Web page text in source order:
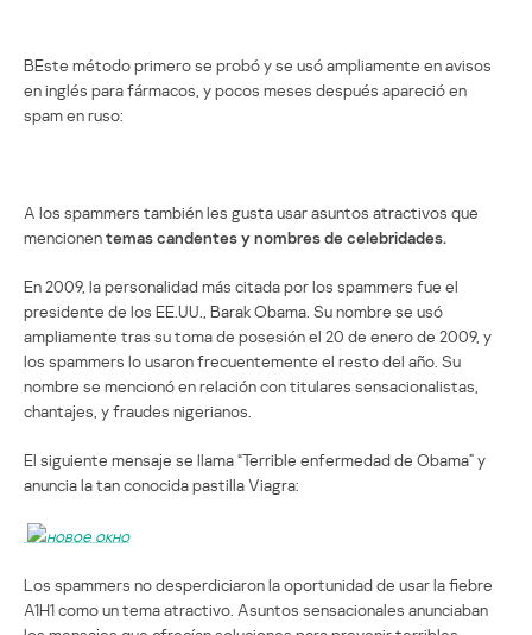
ВEste método primero se probó y se usó ampliamente en avisos
en inglés para fármacos, y pocos meses después apareció en
spam en ruso:
A los spammers también les gusta usar asuntos atractivos que
mencionentemas candentes y nombres de celebridades.
En 2009, la personalidad más citada por los spammers fue el
presidente de los EE.UU., Barak Obama. Su nombre se usó
ampliamente tras su toma de posesión el 20 de enero de 2009, y
los spammers lo usaron frecuentemente el resto del año. Su
nombre se mencionó en relación con titulares sensacionalistas,
chantajes, y fraudes nigerianos.
El siguiente mensaje se llama “Terrible enfermedad de Obama” y
anuncia la tan conocida pastilla Viagra:
Los spammers no desperdiciaron la oportunidad de usar la fiebre
A1H1 como un tema atractivo. Asuntos sensacionales anunciaban